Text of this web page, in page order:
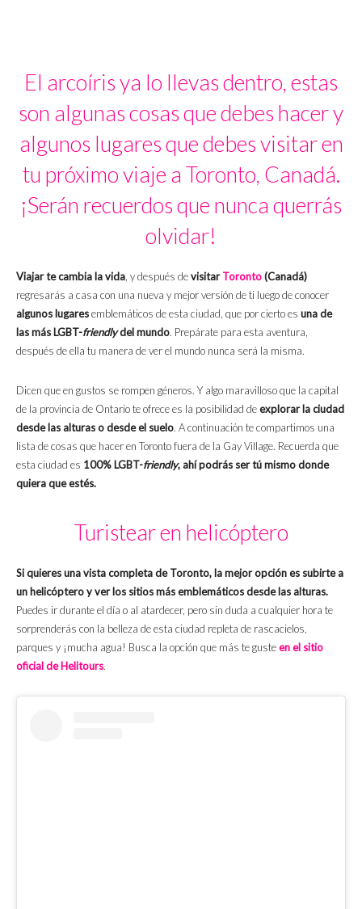
El arcoíris ya lo llevas dentro, estas
son algunas cosas que debes hacer y
algunos lugares que debes visitar en
tu próximo viaje a Toronto, Canadá.
¡Serán recuerdos que nunca querrás
olvidar!
Viajar te cambia la vida , y después devisitar Toronto(Canadá)
regresarás a casa con una nueva y mejor versión de ti luego de conocer
algunos lugaresemblemáticos de esta ciudad, que por cierto es una de
las más LGBT-friendlydel mundo. Prepárate para esta aventura,
después de ella tu manera de ver el mundo nunca será la misma.
Dicen que en gustos se rompen géneros. Y algo maravilloso que la capital
de la provincia de Ontario te ofrece es la posibilidad deexplorar la ciudad
desde las alturas o desde el suelo. A continuación te compartimos una
lista de cosas que hacer en Toronto fuera de la Gay Village. Recuerda que
esta ciudad es 100% LGBT-friendly, ahí podrás ser tú mismo donde
quiera que estés.
Turistear en helicóptero
Si quieres una vista completa de Toronto, la mejor opción es subirte a
un helicóptero y ver los sitios más emblemáticos desde las alturas.
Puedes ir durante el día o al atardecer, pero sin duda a cualquier hora te
sorprenderás con la belleza de esta ciudad repleta de rascacielos,
parques y ¡mucha agua! Busca la opción que más te gusteen el sitio
oficial de Helitours.